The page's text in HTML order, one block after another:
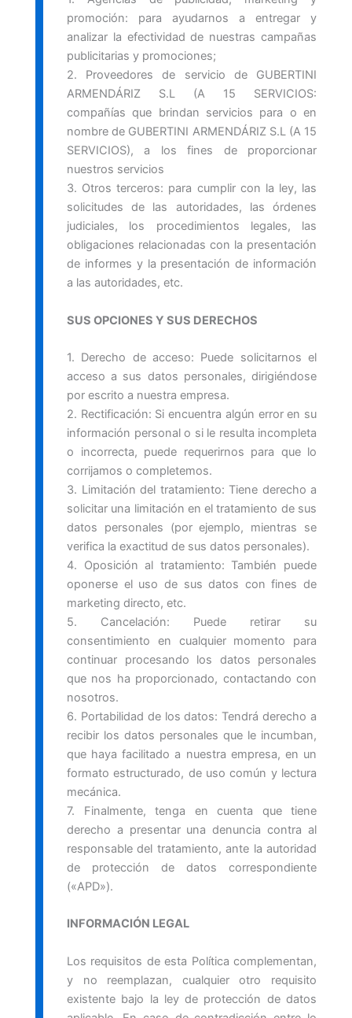
promoción: para ayudarnos a entregar y
analizar la efectividad de nuestras campañas
publicitarias y promociones;
2. Proveedores de servicio de GUBERTINI
ARMENDÁRIZ S.L (A 15 SERVICIOS:
compañías que brindan servicios para o en
nombre de GUBERTINI ARMENDÁRIZ S.L (A 15
SERVICIOS), a los fines de proporcionar
nuestros servicios
3. Otros terceros: para cumplir con la ley, las
solicitudes de las autoridades, las órdenes
judiciales, los procedimientos legales, las
obligaciones relacionadas con la presentación
de informes y la presentación de información
a las autoridades, etc.
SUS OPCIONES Y SUS DERECHOS
1. Derecho de acceso: Puede solicitarnos el
acceso a sus datos personales, dirigiéndose
por escrito a nuestra empresa.
2. Rectificación: Si encuentra algún error en su
información personal o si le resulta incompleta
o incorrecta, puede requerirnos para que lo
corrijamos o completemos.
3. Limitación del tratamiento: Tiene derecho a
solicitar una limitación en el tratamiento de sus
datos personales (por ejemplo, mientras se
verifica la exactitud de sus datos personales).
4. Oposición al tratamiento: También puede
oponerse el uso de sus datos con fines de
marketing directo, etc.
5. Cancelación: Puede retirar su
consentimiento en cualquier momento para
continuar procesando los datos personales
que nos ha proporcionado, contactando con
nosotros.
6. Portabilidad de los datos: Tendrá derecho a
recibir los datos personales que le incumban,
que haya facilitado a nuestra empresa, en un
formato estructurado, de uso común y lectura
mecánica.
7. Finalmente, tenga en cuenta que tiene
derecho a presentar una denuncia contra al
responsable del tratamiento, ante la autoridad
de protección de datos correspondiente
(«APD»).
INFORMACIÓN LEGAL
Los requisitos de esta Política complementan,
y no reemplazan, cualquier otro requisito
existente bajo la ley de protección de datos